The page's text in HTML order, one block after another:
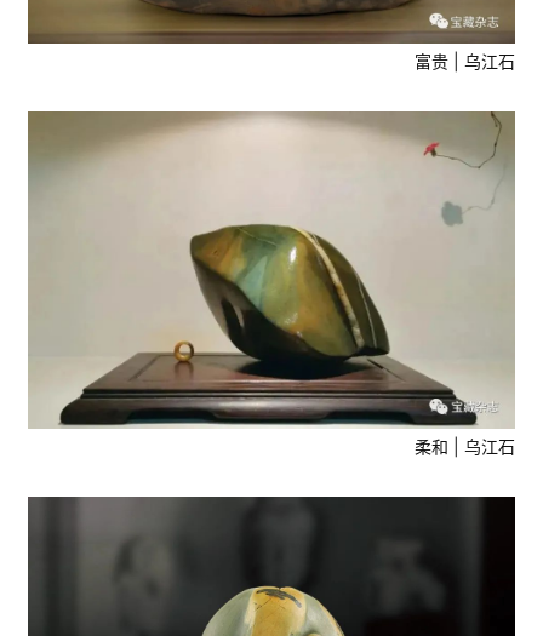
富贵 | 乌江石
柔和 | 乌江石